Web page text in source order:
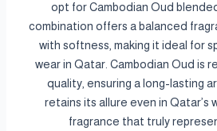
opt for Cambodian Oud
combination offers a balanced
with softness, making it ideal for
wear in Qatar. Cambodian Oud is
quality, ensuring a long-lasting
retains its allure even in Qatar’s
fragrance that truly